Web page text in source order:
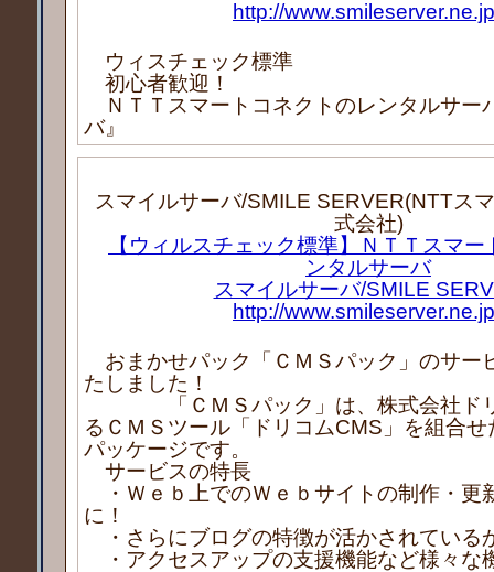
http://
ウィスチェック標準
初心者歓迎！
ＮＴＴスマートコネクトのレンタルサー
バ』
スマイルサーバ/SMILE SERVER(NTTス
式会社)
【ウィルスチェック標準】ＮＴＴスマ
ンタルサーバ
スマイルサーバ/SMILE
http://
おまかせパック「ＣＭＳパック」のサー
たしました！
「ＣＭＳパック」は、株式会社ドリ
るＣＭＳツール「ドリコムCMS」を組合
パッケージです。
サービスの特長
・Ｗｅｂ上でのＷｅｂサイトの制作・更
に！
・さらにブログの特徴が活かされている
・アクセスアップの支援機能など様々な